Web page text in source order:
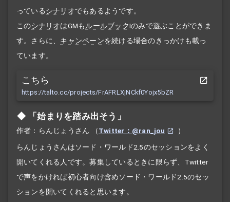
っているシナリオでもあるようです。
このシナリオはGMも ルールブックIのみで遊ぶことができま
す。さらに、 キャンペーンを続ける場合のきっかけも載っ
ています。
こちら
https://talto.cc/projects/FrAFRLXjNCkf0Yojx5bZR
「始まりを踏み出そう」
作者：らんじょうさん （Twitter：@ran_jou
）
らんじょうさんはソード・ワールド2.5のセッションをよく
開いてくれる人です。募集しているときに限らず、Twitter
で声をかければ初心者向け含めソード・ワールド2.5のセッ
ションを開いてくれると思います。